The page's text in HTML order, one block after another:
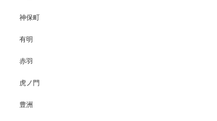
神保町
有明
赤羽
虎ノ門
豊洲